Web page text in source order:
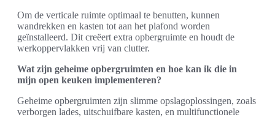
Om de verticale ruimte optimaal te benutten, kunnen
wandrekken en kasten tot aan het plafond worden
geïnstalleerd. Dit creëert extra opbergruimte en houdt de
werkoppervlakken vrij van clutter.
Wat zijn geheime opbergruimten en hoe kan ik die in
mijn open keuken implementeren?
Geheime opbergruimten zijn slimme opslagoplossingen, zoals
verborgen lades, uitschuifbare kasten, en multifunctionele